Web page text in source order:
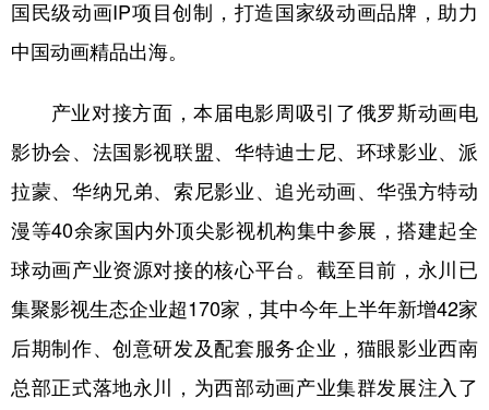
国民级动画IP项目创制，打造国家级动画品牌，助力
中国动画精品出海。
产业对接方面，本届电影周吸引了俄罗斯动画电
影协会、法国影视联盟、华特迪士尼、环球影业、派
拉蒙、华纳兄弟、索尼影业、追光动画、华强方特动
漫等40余家国内外顶尖影视机构集中参展，搭建起全
球动画产业资源对接的核心平台。截至目前，永川已
集聚影视生态企业超170家，其中今年上半年新增42家
后期制作、创意研发及配套服务企业，猫眼影业西南
总部正式落地永川，为西部动画产业集群发展注入了